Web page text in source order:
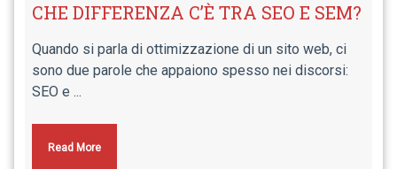
CHE DIFFERENZA C’È TRA SEO E SEM?
Quando si parla di ottimizzazione di un sito web, ci
sono due parole che appaiono spesso nei discorsi:
SEO e ...
Read More